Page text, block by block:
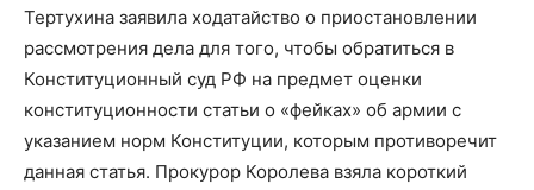
Тертухина заявила ходатайство о приостановлении
рассмотрения дела для того, чтобы обратиться в
Конституционный суд РФ на предмет оценки
конституционности статьи о «фейках» об армии с
указанием норм Конституции, которым противоречит
данная статья. Прокурор Королева взяла короткий